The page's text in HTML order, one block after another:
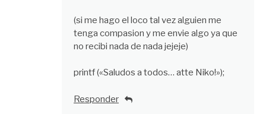
(si me hago el loco tal vez alguien me
tenga compasion y me envie algo ya que
no recibi nada de nada jejeje)
printf («Saludos a todos… atte Niko!»);
Responder